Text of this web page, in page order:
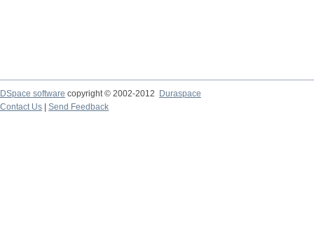
DSpace software copyright © 2002-2012
Duraspace
Contact Us
Send Feedback